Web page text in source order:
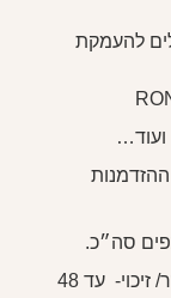
להעמקת
ההשתתפות מגיל 21 ומעלה. ניתן לקבל החזר/ זיכוי- עד 48